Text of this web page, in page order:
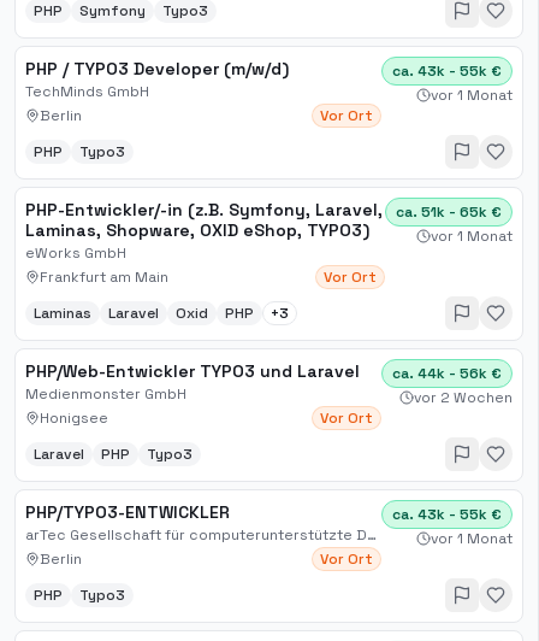
PHP Symfony Typo3
PHP / TYPO3 Developer (m/w/d)
TechMinds GmbH
Berlin
Vor Ort
ca. 43k - 55k €
vor 1 Monat
PHP Typo3
PHP-Entwickler/-in (z.B. Symfony, Laravel,
Laminas, Shopware, OXID eShop, TYPO3)
eWorks GmbH
Frankfurt am Main
Vor Ort
ca. 51k - 65k €
vor 1 Monat
Laminas Laravel Oxid PHP +3
PHP/Web-Entwickler TYPO3 und Laravel
Medienmonster GmbH
Honigsee
Vor Ort
ca. 44k - 56k €
vor 2 Wochen
Laravel PHP Typo3
PHP/TYPO3-ENTWICKLER
arTec Gesellschaft für computerunterstützte Darstellungstechnik mbH
Berlin
Vor Ort
ca. 43k - 55k €
vor 1 Monat
PHP Typo3